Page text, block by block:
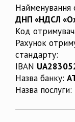
Найменування
ДНП «НДСЛ
Код
Рахунок
стандарту:
IBAN
Назва банку:
Назва послуги: